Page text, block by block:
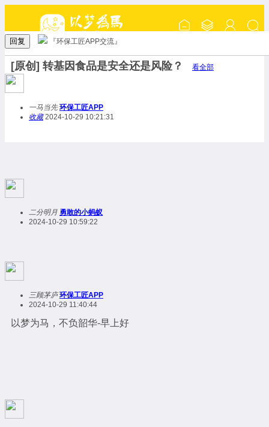
回复 『环保工匠APP交流』
[原创] 转基因食品是安全还是风险？ 看全部
一马当先 环保工匠APP
收藏2024-10-29 10:21:31
二分明月 勇敢的小蚂蚁
2024-10-29 10:59:22
三顾茅庐 环保工匠APP
2024-10-29 11:40:44
以梦为马，不负韶华-早上好